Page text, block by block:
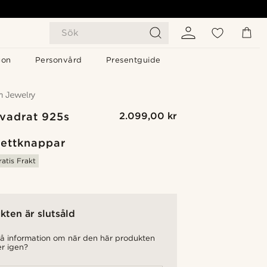
Sök
Personvård Presentguide
925s
2.099,00 kr
Frakt
är slutsåld
information om när den här produkten
igen?